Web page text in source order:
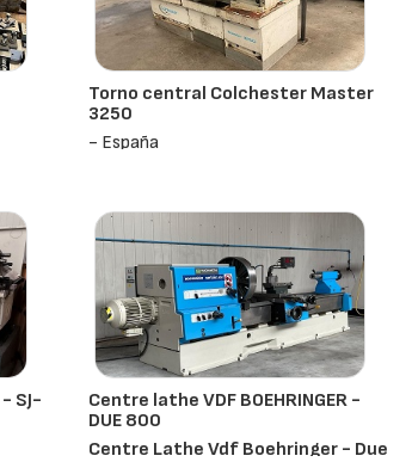
Torno central Colchester Master
3250
- España
SJ-
Centre lathe VDF BOEHRINGER -
DUE 800
Centre Lathe Vdf Boehringer - Due